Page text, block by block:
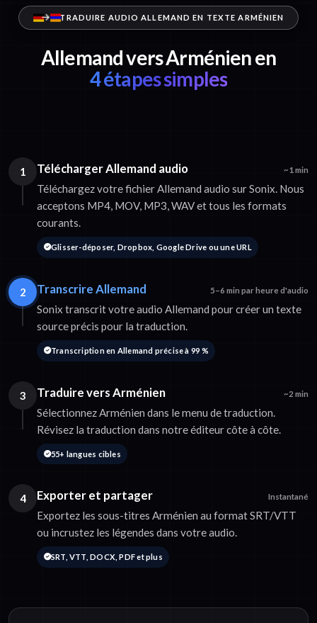
TRADUIRE AUDIO ALLEMAND EN TEXTE ARMÉNIEN
Allemand vers Arménien en
4 étapes simples
1 Télécharger Allemand audio ~1 min
Téléchargez votre fichier Allemand audio sur Sonix. Nous
acceptons MP4, MOV, MP3, WAV et tous les formats
courants.
Glisser-déposer, Dropbox, Google Drive ou une URL
2 Transcrire Allemand 5–6 min par heure d'audio
Sonix transcrit votre audio Allemand pour créer un texte
source précis pour la traduction.
Transcription en Allemand précise à 99 %
3 Traduire vers Arménien ~2 min
Sélectionnez Arménien dans le menu de traduction.
Révisez la traduction dans notre éditeur côte à côte.
55+ langues cibles
4 Exporter et partager Instantané
Exportez les sous-titres Arménien au format SRT/VTT
ou incrustez les légendes dans votre audio.
SRT, VTT, DOCX, PDF et plus